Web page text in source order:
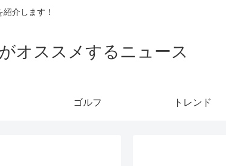
介します！
オススメするニュース
ゴルフ トレンド